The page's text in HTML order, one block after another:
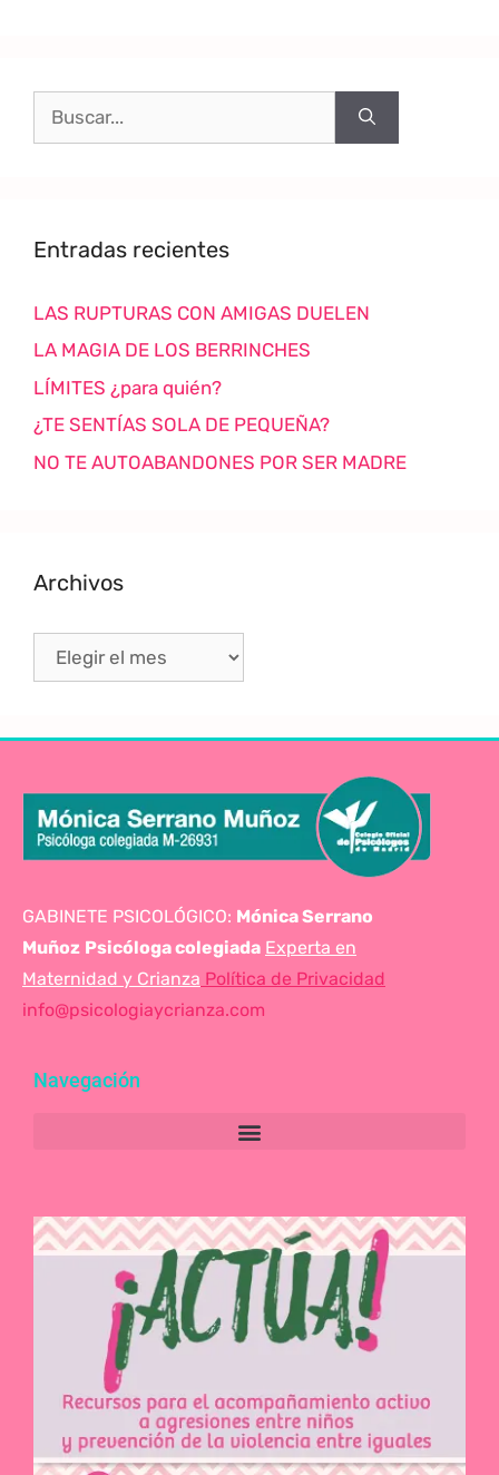
Entradas recientes
LAS RUPTURAS CON AMIGAS DUELEN
LA MAGIA DE LOS BERRINCHES
LÍMITES ¿para quién?
¿TE SENTÍAS SOLA DE PEQUEÑA?
NO TE AUTOABANDONES POR SER MADRE
Archivos
GABINETE PSICOLÓGICO: Mónica Serrano
Muñoz Psicóloga colegiada Experta en
Maternidad y Crianza Política de Privacidad
info@psicologiaycrianza.com
Navegación